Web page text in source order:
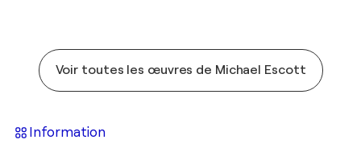
Voir toutes les œuvres de Michael Escott
Information